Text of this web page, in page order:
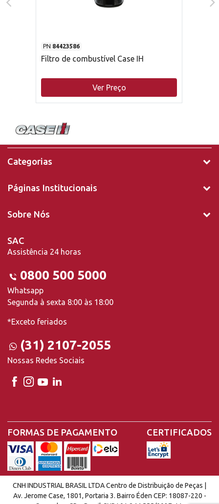
PN 84423586
Filtro de combustível Case IH
Ver Preço
Categorias
Páginas Institucionais
Sobre Nós
SAC
Assistência 24 horas
0800 500 5000
Whatsapp
Segunda à sexta 8:00 às 18:00
*Exceto feriados
(31) 2107-2055
Nossas Redes Sociais
FORMAS DE PAGAMENTO CERTIFICADOS
CNH INDUSTRIAL BRASIL LTDA Centro de Distribuição de Peças |
Av. Jerome Case, 1801, Portaria 3. Bairro Éden CEP: 18087-220 -